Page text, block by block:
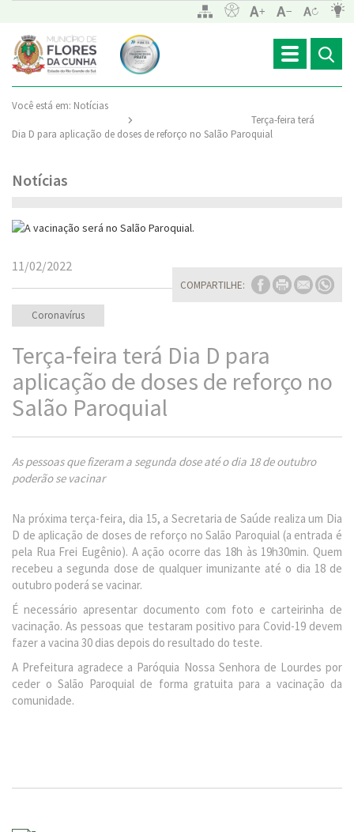
Toggle
navigation
Você está em: Notícias
Terça-feira terá
Dia D para aplicação de doses de reforço no Salão Paroquial
Notícias
COMPARTILHE:
11/02/2022
Coronavírus
Terça-feira terá Dia D para
aplicação de doses de reforço no
Salão Paroquial
As pessoas que fizeram a segunda dose até o dia 18 de outubro
poderão se vacinar
Na próxima terça-feira, dia 15, a Secretaria de Saúde realiza um Dia
D de aplicação de doses de reforço no Salão Paroquial (a entrada é
pela Rua Frei Eugênio). A ação ocorre das 18h às 19h30min. Quem
recebeu a segunda dose de qualquer imunizante até o dia 18 de
outubro poderá se vacinar.
É necessário apresentar documento com foto e carteirinha de
vacinação. As pessoas que testaram positivo para Covid-19 devem
fazer a vacina 30 dias depois do resultado do teste.
A Prefeitura agradece a Paróquia Nossa Senhora de Lourdes por
ceder o Salão Paroquial de forma gratuita para a vacinação da
comunidade.